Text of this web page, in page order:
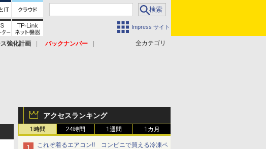
Impress サイト
全カテゴリ
強化計画
バックナンバー
アクセスランキング
1時間 24時間 1週間 1カ月
これぞ着るエアコン!! コンビニで買える冷凍ペ